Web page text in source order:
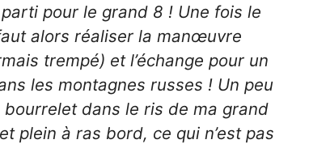
pour le grand 8 ! Une fois le
alors réaliser la manœuvre
trempé) et l’échange pour un
les montagnes russes ! Un peu
bourrelet dans le ris de ma grand
plein à ras bord, ce qui n’est pas